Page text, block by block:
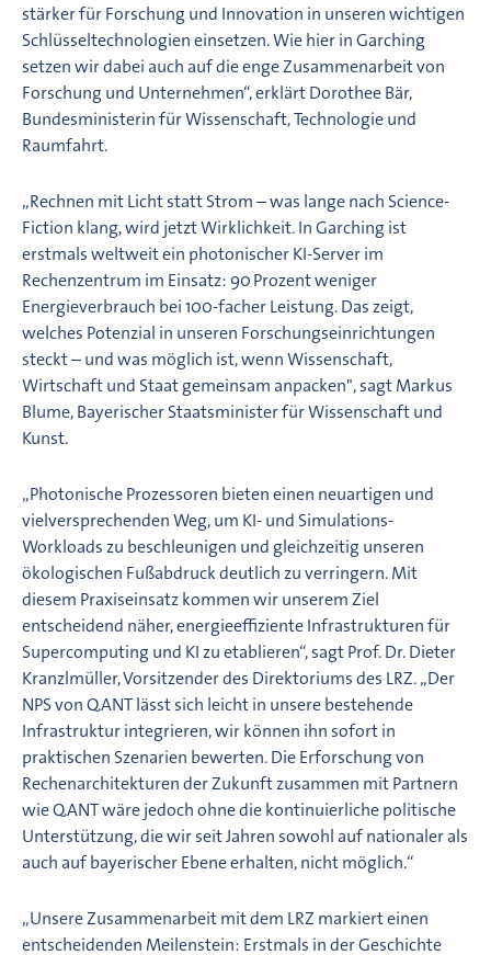
stärker für Forschung und Innovation in unseren wichtigen
Schlüsseltechnologien einsetzen. Wie hier in Garching
setzen wir dabei auch auf die enge Zusammenarbeit von
Forschung und Unternehmen“, erklärt Dorothee Bär,
Bundesministerin für Wissenschaft, Technologie und
Raumfahrt.
„Rechnen mit Licht statt Strom – was lange nach Science-
Fiction klang, wird jetzt Wirklichkeit. In Garching ist
erstmals weltweit ein photonischer KI-Server im
Rechenzentrum im Einsatz: 90 Prozent weniger
Energieverbrauch bei 100-facher Leistung. Das zeigt,
welches Potenzial in unseren Forschungseinrichtungen
steckt – und was möglich ist, wenn Wissenschaft,
Wirtschaft und Staat gemeinsam anpacken", sagt Markus
Blume, Bayerischer Staatsminister für Wissenschaft und
Kunst.
„Photonische Prozessoren bieten einen neuartigen und
vielversprechenden Weg, um KI- und Simulations-
Workloads zu beschleunigen und gleichzeitig unseren
ökologischen Fußabdruck deutlich zu verringern. Mit
diesem Praxiseinsatz kommen wir unserem Ziel
entscheidend näher, energieeffiziente Infrastrukturen für
Supercomputing und KI zu etablieren“, sagt Prof. Dr. Dieter
Kranzlmüller, Vorsitzender des Direktoriums des LRZ. „Der
NPS von Q.ANT lässt sich leicht in unsere bestehende
Infrastruktur integrieren, wir können ihn sofort in
praktischen Szenarien bewerten. Die Erforschung von
Rechenarchitekturen der Zukunft zusammen mit Partnern
wie Q.ANT wäre jedoch ohne die kontinuierliche politische
Unterstützung, die wir seit Jahren sowohl auf nationaler als
auch auf bayerischer Ebene erhalten, nicht möglich.“
„Unsere Zusammenarbeit mit dem LRZ markiert einen
entscheidenden Meilenstein: Erstmals in der Geschichte